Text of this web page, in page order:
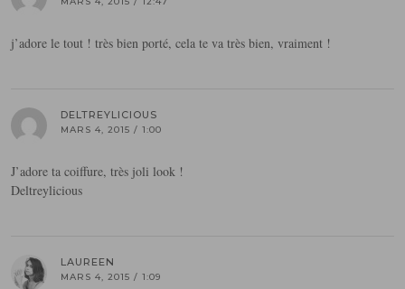
j’adore le tout ! très bien porté, cela te va très bien, vraiment !
DELTREYLICIOUS
MARS 4, 2015 / 1:00
J’adore ta coiffure, très joli look !
Deltreylicious
LAUREEN
MARS 4, 2015 / 1:09